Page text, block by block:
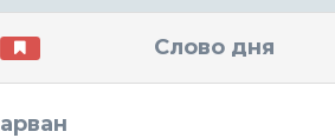
Слово дня
арван